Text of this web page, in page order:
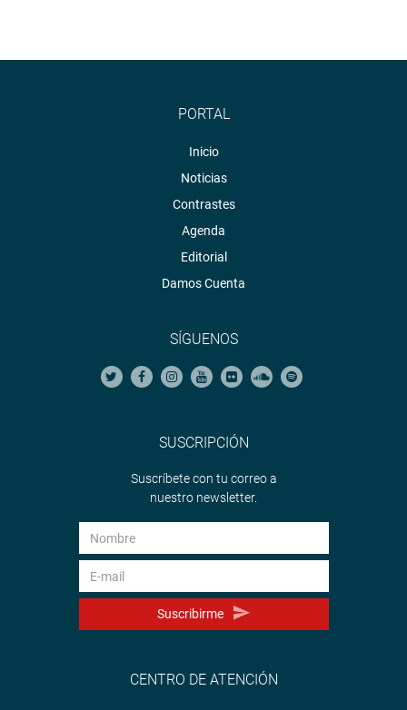
PORTAL
Inicio
Noticias
Contrastes
Agenda
Editorial
Damos Cuenta
SÍGUENOS
SUSCRIPCIÓN
Suscríbete con tu correo a
nuestro newsletter.
Suscribirme
CENTRO DE ATENCIÓN